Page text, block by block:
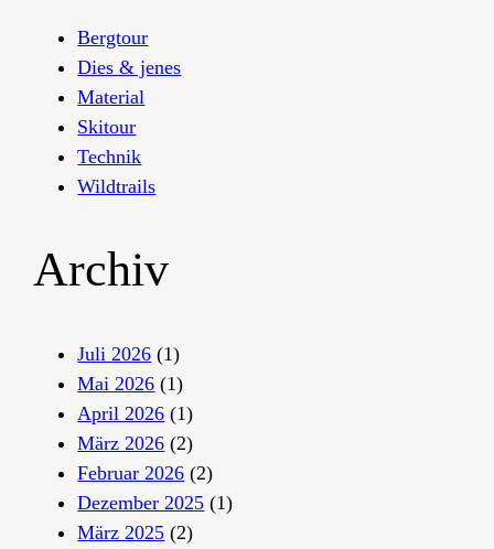
Bergtour
Dies & jenes
Material
Skitour
Technik
Wildtrails
Archiv
Juli 2026 (1)
Mai 2026 (1)
April 2026 (1)
März 2026 (2)
Februar 2026 (2)
Dezember 2025 (1)
März 2025 (2)